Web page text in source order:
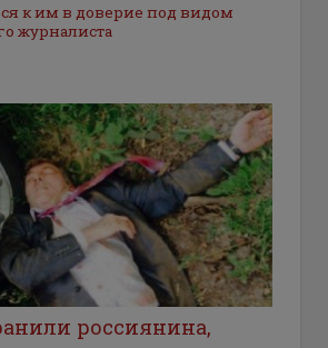
к им в доверие под видом
журналиста
россиянина,